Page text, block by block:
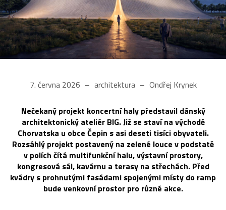
7. června 2026 architektura Ondřej Krynek
Nečekaný projekt koncertní haly představil dánský
architektonický ateliér BIG. Již se staví na východě
Chorvatska u obce Čepin s asi deseti tisíci obyvateli.
Rozsáhlý projekt postavený na zelené louce v podstatě
v polích čítá multifunkční halu, výstavní prostory,
kongresová sál, kavárnu a terasy na střechách. Před
kvádry s prohnutými fasádami spojenými místy do ramp
bude venkovní prostor pro různé akce.